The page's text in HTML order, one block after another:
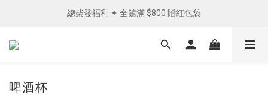
單筆消費滿 NTD1200 免運費︵✧
總柴發福利 ✦ 全館滿 $800 贈紅包袋
單筆消費滿 NTD1200 免運費︵✧
啤酒杯